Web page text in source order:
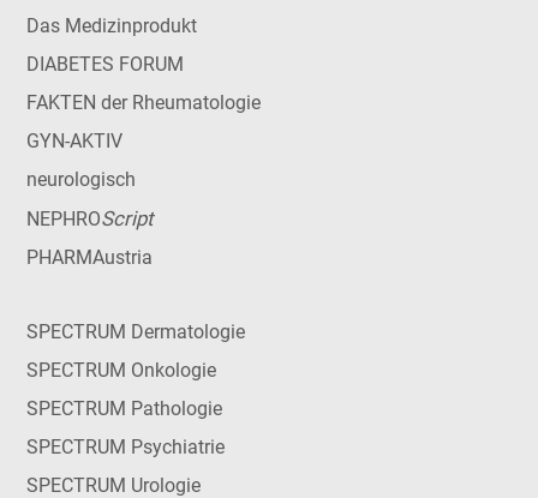
Das Medizinprodukt
DIABETES FORUM
FAKTEN der Rheumatologie
GYN-AKTIV
neurologisch
NEPHROScript
PHARMAustria
SPECTRUM Dermatologie
SPECTRUM Onkologie
SPECTRUM Pathologie
SPECTRUM Psychiatrie
SPECTRUM Urologie